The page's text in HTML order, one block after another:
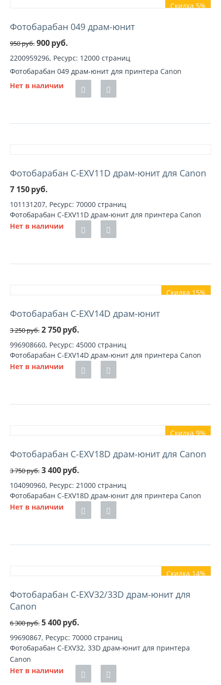
Скидка 5%
Фотобарабан 049 драм-юнит
950руб. 900руб.
2200959296, Ресурс: 12000 страниц
Фотобарабан 049 драм-юнит для принтера Canon
Нет в наличии
Фотобарабан C-EXV11D драм-юнит для Canon
7 150руб.
101131207, Ресурс: 70000 страниц
Фотобарабан C-EXV11D драм-юнит для принтера Canon
Нет в наличии
Скидка 15%
Фотобарабан C-EXV14D драм-юнит
3 250руб. 2 750руб.
996908660, Ресурс: 45000 страниц
Фотобарабан C-EXV14D драм-юнит для принтера Canon
Нет в наличии
Скидка 9%
Фотобарабан C-EXV18D драм-юнит для Canon
3 750руб. 3 400руб.
104090960, Ресурс: 21000 страниц
Фотобарабан C-EXV18D драм-юнит для принтера Canon
Нет в наличии
Скидка 14%
Фотобарабан C-EXV32/33D драм-юнит для
Canon
6 300руб. 5 400руб.
99690867, Ресурс: 70000 страниц
Фотобарабан C-EXV32, 33D драм-юнит для принтера
Canon
Нет в наличии